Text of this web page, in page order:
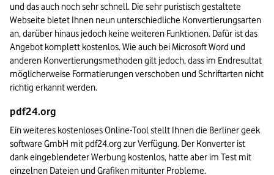
und das auch noch sehr schnell. Die sehr puristisch gestaltete
Webseite bietet Ihnen neun unterschiedliche Konvertierungsarten
an, darüber hinaus jedoch keine weiteren Funktionen. Dafür ist das
Angebot komplett kostenlos. Wie auch bei Microsoft Word und
anderen Konvertierungsmethoden gilt jedoch, dass im Endresultat
möglicherweise Formatierungen verschoben und Schriftarten nicht
richtig erkannt werden.
pdf24.org
Ein weiteres kostenloses Online-Tool stellt Ihnen die Berliner geek
software GmbH mit pdf24.org zur Verfügung. Der Konverter ist
dank eingeblendeter Werbung kostenlos, hatte aber im Test mit
einzelnen Dateien und Grafiken mitunter Probleme.